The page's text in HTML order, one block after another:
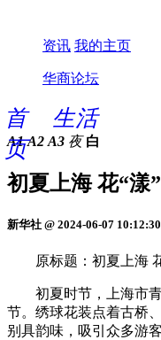
资讯 我的主页
华商论坛
首
页
生活
A1 A2 A3 夜 白
初夏上海 花“漾
新华社 @ 2024-06-07 10:12:30
原标题：初夏上海
初夏时节，上海市青
节。绣球花装点着古桥
别具韵味，吸引众多游